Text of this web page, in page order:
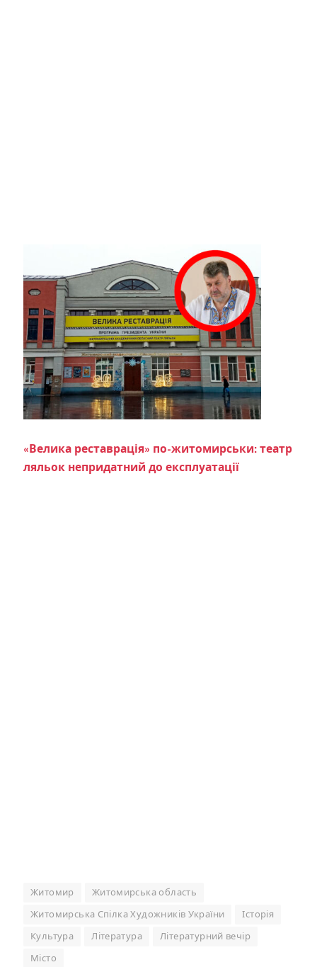
«Велика реставрація» по-житомирськи: театр
ляльок непридатний до експлуатації
Житомир Житомирська область
Житомирська Спілка Художників України Історія
Культура Література Літературний вечір
Місто